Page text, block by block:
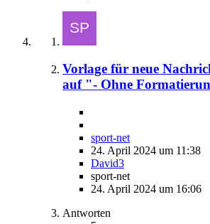
Vorlage für neue
auf "- Ohne
sport-net
24. April 2024 um 11:38
David3
sport-net
24. April 2024 um 16:06
Antworten